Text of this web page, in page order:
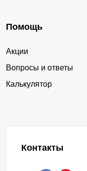
Помощь
Акции
Вопросы и ответы
Калькулятор
Контакты